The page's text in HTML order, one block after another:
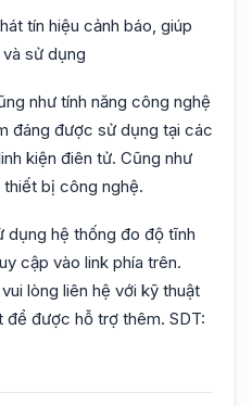
tín hiệu cảnh báo, giúp
sử dụng
như tính năng công nghệ
đáng được sử dụng tại các
kiện điên tử. Cũng như
bị công nghệ.
dụng hệ thống đo độ tĩnh
cập vào link phía trên.
lòng liên hệ với kỹ thuật
được hỗ trợ thêm. SDT: